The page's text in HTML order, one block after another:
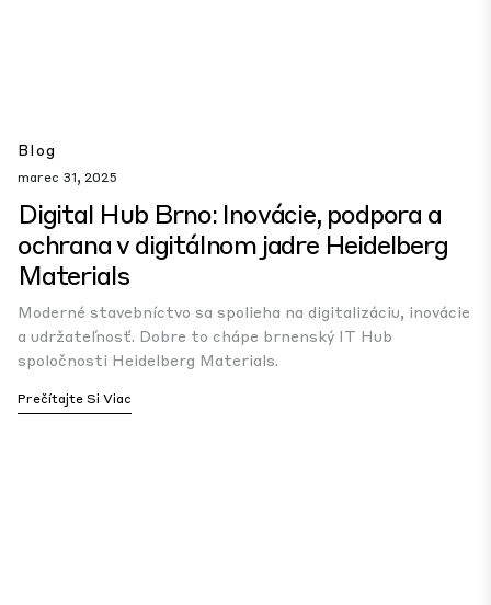
Blog
marec 31, 2025
Digital Hub Brno: Inovácie, podpora a
ochrana v digitálnom jadre Heidelberg
Materials
Moderné stavebníctvo sa spolieha na digitalizáciu, inovácie
a udržateľnosť. Dobre to chápe brnenský IT Hub
spoločnosti Heidelberg Materials.
Prečítajte Si Viac